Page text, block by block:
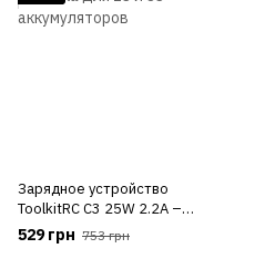
Зарядное устройство
ToolkitRC C3 25W 2.2A –
зарядка для 2S и 3S
аккумуляторов
529 грн 753 грн